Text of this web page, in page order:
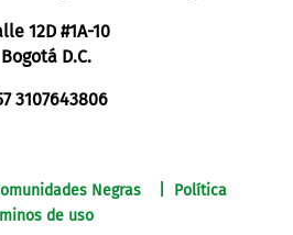
12D #1A-10
Bogotá D.C.
3107643806
Negras | Política
de uso